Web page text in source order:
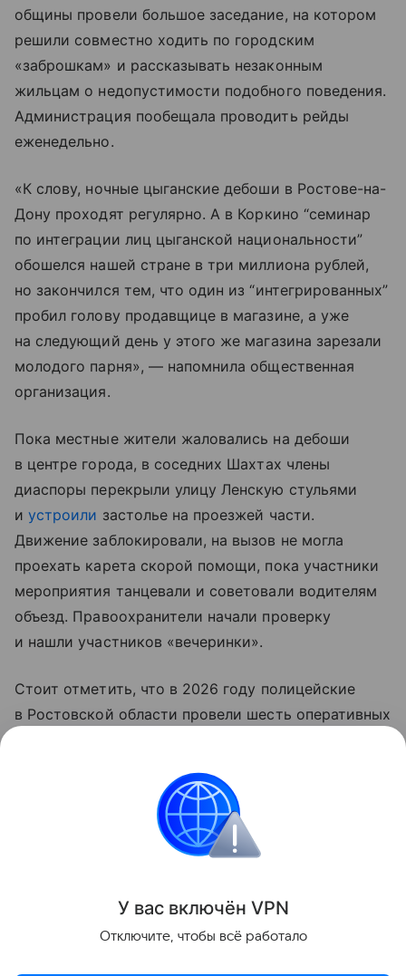
общины провели большое заседание, на котором
решили совместно ходить по городским
«заброшкам» и рассказывать незаконным
жильцам о недопустимости подобного поведения.
Администрация пообещала проводить рейды
еженедельно.
«К слову, ночные цыганские дебоши в Ростове-на-
Дону проходят регулярно. А в Коркино “семинар
по интеграции лиц цыганской национальности”
обошелся нашей стране в три миллиона рублей,
но закончился тем, что один из “интегрированных”
пробил голову продавщице в магазине, а уже
на следующий день у этого же магазина зарезали
молодого парня», — напомнила общественная
организация.
Пока местные жители жаловались на дебоши
в центре города, в соседних Шахтах члены
диаспоры перекрыли улицу Ленскую стульями
иустроили застолье на проезжей части.
Движение заблокировали, на вызов не могла
проехать карета скорой помощи, пока участники
мероприятия танцевали и советовали водителям
объезд. Правоохранители начали проверку
и нашли участников «вечеринки».
Стоит отметить, что в 2026 году полицейские
в Ростовской области провели шесть оперативных
и одного — к уголовной.
Ростовская область
Поделиться
У вас включён VPN
Отключите, чтобы всё работало